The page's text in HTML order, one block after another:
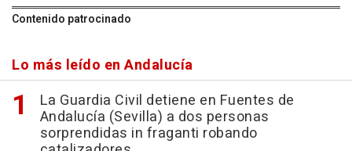
Contenido patrocinado
Lo más leído en Andalucía
La Guardia Civil detiene en Fuentes de
Andalucía (Sevilla) a dos personas
sorprendidas in fraganti robando